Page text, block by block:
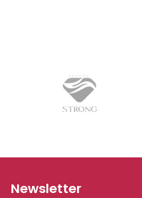
Newsletter